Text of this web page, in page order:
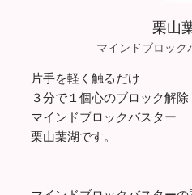
栗山
マインドブロック
片手を軽く触るだけ
３分で１個心のブロック解除
マインドブロックバスター
栗山葉湖です。